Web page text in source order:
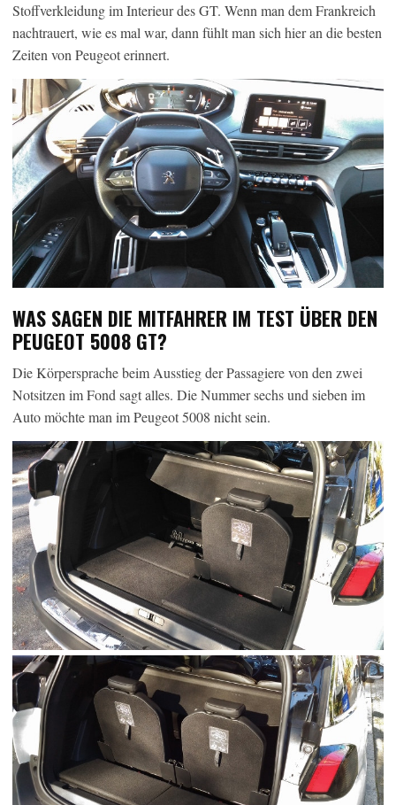
Stoffverkleidung im Interieur des GT. Wenn man dem Frankreich
nachtrauert, wie es mal war, dann fühlt man sich hier an die besten
Zeiten von Peugeot erinnert.
WAS SAGEN DIE MITFAHRER IM TEST ÜBER DEN
PEUGEOT 5008 GT?
Die Körpersprache beim Ausstieg der Passagiere von den zwei
Notsitzen im Fond sagt alles. Die Nummer sechs und sieben im
Auto möchte man im Peugeot 5008 nicht sein.